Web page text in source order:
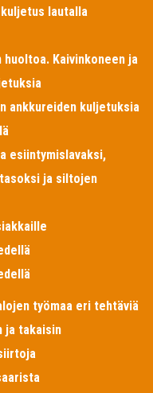
kuljetus lautalla
huoltoa. Kaivinkoneen ja
ankkureiden kuljetuksia
esiintymislavaksi,
ja siltojen
työmaa eri tehtäviä
ja takaisin